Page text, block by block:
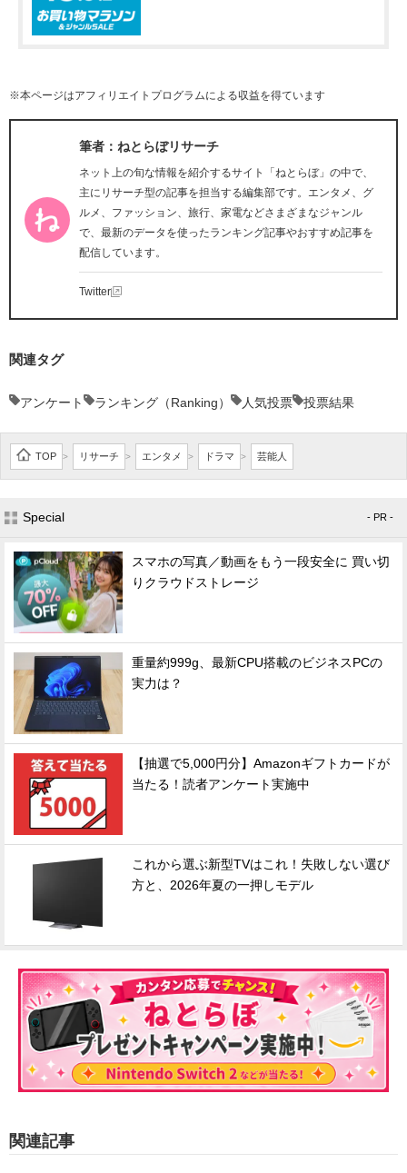
※本ページはアフィリエイトプログラムによる収益を得ています
筆者：ねとらぼリサーチ
ネット上の旬な情報を紹介するサイト「ねとらぼ」の中で、
主にリサーチ型の記事を担当する編集部です。エンタメ、グ
ルメ、ファッション、旅行、家電などさまざまなジャンル
で、最新のデータを使ったランキング記事やおすすめ記事を
配信しています。
Twitter
関連タグ
アンケート ランキング（Ranking） 人気投票 投票結果
TOP > リサーチ > エンタメ > ドラマ > 芸能人
Special - PR -
スマホの写真／動画をもう一段安全に 買い切
りクラウドストレージ
重量約999g、最新CPU搭載のビジネスPCの
実力は？
【抽選で5,000円分】Amazonギフトカードが
当たる！読者アンケート実施中
これから選ぶ新型TVはこれ！失敗しない選び
方と、2026年夏の一押しモデル
関連記事